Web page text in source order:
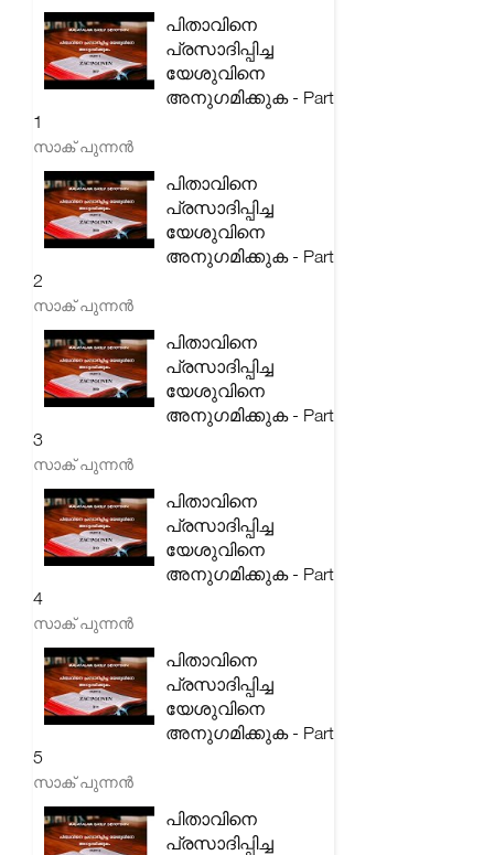
പിതാവിനെ
പ്രസാദിപ്പിച്ച
യേശുവിനെ
അനുഗമിക്കുക - Part
1
സാക് പുന്നൻ
പിതാവിനെ
പ്രസാദിപ്പിച്ച
യേശുവിനെ
അനുഗമിക്കുക - Part
2
സാക് പുന്നൻ
പിതാവിനെ
പ്രസാദിപ്പിച്ച
യേശുവിനെ
അനുഗമിക്കുക - Part
3
സാക് പുന്നൻ
പിതാവിനെ
പ്രസാദിപ്പിച്ച
യേശുവിനെ
അനുഗമിക്കുക - Part
4
സാക് പുന്നൻ
പിതാവിനെ
പ്രസാദിപ്പിച്ച
യേശുവിനെ
അനുഗമിക്കുക - Part
5
സാക് പുന്നൻ
പിതാവിനെ
പ്രസാദിപ്പിച്ച